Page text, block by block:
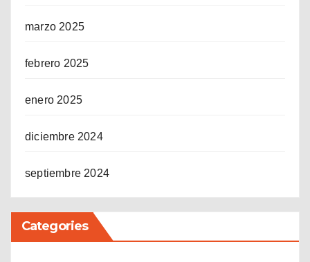
marzo 2025
febrero 2025
enero 2025
diciembre 2024
septiembre 2024
Categories